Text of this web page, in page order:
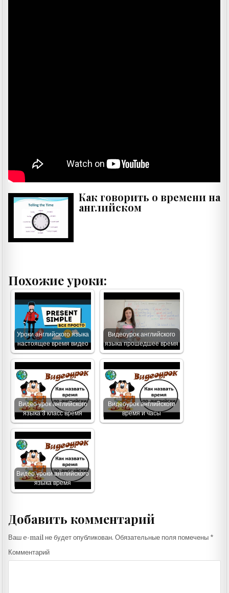
Как говорить о времени на
английском
Похожие уроки:
Уроки английского языка
настоящее время видео
Видеоурок английского
языка прошедшее время
Видео урок английского
языка 3 класс время
Видеоурок английского
время и часы
Видео уроки английского
языка время
Добавить комментарий
Ваш e-mail не будет опубликован. Обязательные поля помечены *
Комментарий